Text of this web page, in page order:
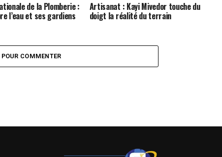
de la Plomberie :
l’eau et ses gardiens
Artisanat : Kayi Mivedor touche du
doigt la réalité du terrain
COMMENTER